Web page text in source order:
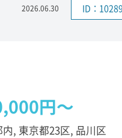
2026.06.30 ID：
円〜
内, 東京都23区, 品川区